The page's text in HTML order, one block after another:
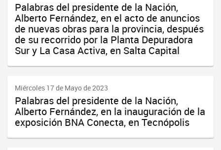
Palabras del presidente de la Nación,
Alberto Fernández, en el acto de anuncios
de nuevas obras para la provincia, después
de su recorrido por la Planta Depuradora
Sur y La Casa Activa, en Salta Capital
Miércoles 17 de Mayo de 2023
Palabras del presidente de la Nación,
Alberto Fernández, en la inauguración de la
exposición BNA Conecta, en Tecnópolis